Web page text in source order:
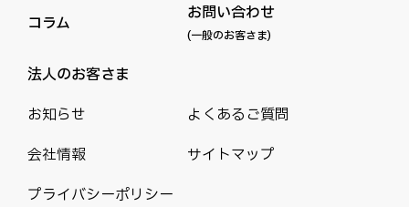
コラム お問い合わせ
(一般のお客さま)
法人のお客さま
お知らせ
よくあるご質問
会社情報
サイトマップ
プライバシーポリシー